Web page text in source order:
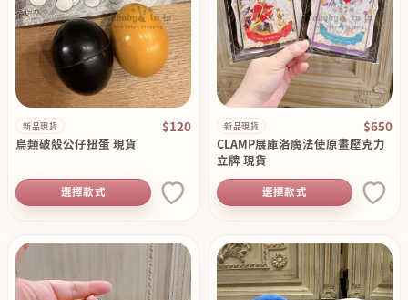
新品現貨 $120
鳥類破殼公仔扭蛋 現貨
選擇款式
新品現貨 $650
CLAMP展庫洛魔法使原畫壓克力
立牌 現貨
選擇款式